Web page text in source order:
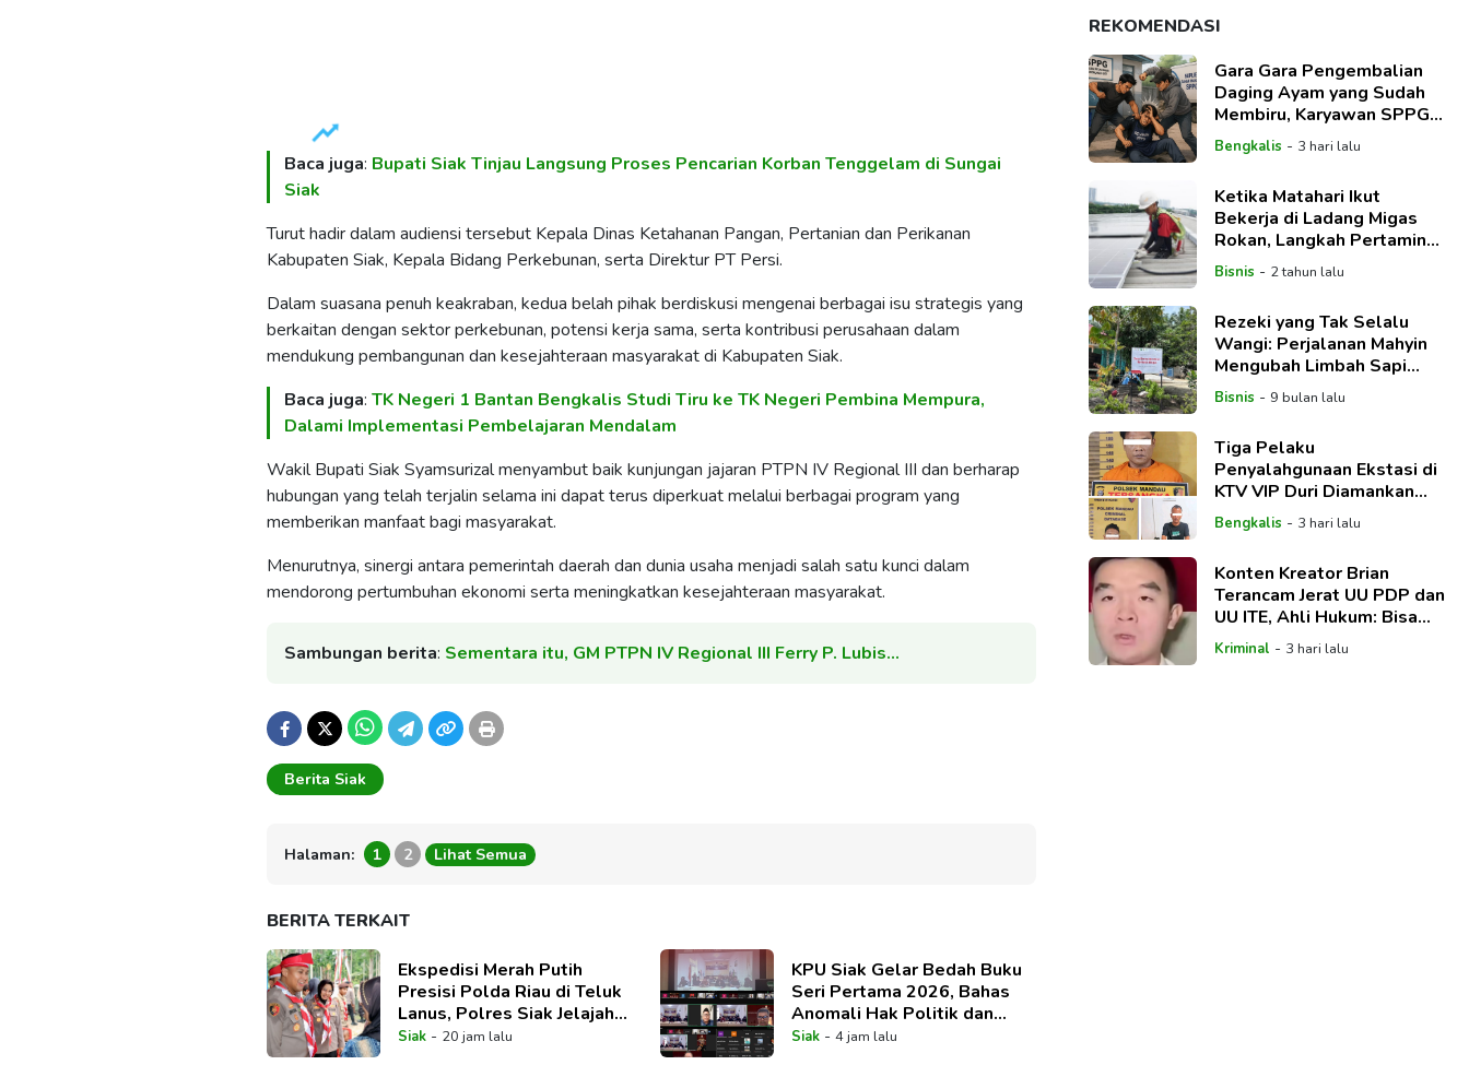
Baca juga: Bupati Siak Tinjau Langsung Proses Pencarian Korban Tenggelam di Sungai
Siak
Turut hadir dalam audiensi tersebut Kepala Dinas Ketahanan Pangan, Pertanian dan Perikanan
Kabupaten Siak, Kepala Bidang Perkebunan, serta Direktur PT Persi.
Dalam suasana penuh keakraban, kedua belah pihak berdiskusi mengenai berbagai isu strategis yang
berkaitan dengan sektor perkebunan, potensi kerja sama, serta kontribusi perusahaan dalam
mendukung pembangunan dan kesejahteraan masyarakat di Kabupaten Siak.
Baca juga: TK Negeri 1 Bantan Bengkalis Studi Tiru ke TK Negeri Pembina Mempura,
Dalami Implementasi Pembelajaran Mendalam
Wakil Bupati Siak Syamsurizal menyambut baik kunjungan jajaran PTPN IV Regional III dan berharap
hubungan yang telah terjalin selama ini dapat terus diperkuat melalui berbagai program yang
memberikan manfaat bagi masyarakat.
Menurutnya, sinergi antara pemerintah daerah dan dunia usaha menjadi salah satu kunci dalam
mendorong pertumbuhan ekonomi serta meningkatkan kesejahteraan masyarakat.
Sambungan berita: Sementara itu, GM PTPN IV Regional III Ferry P. Lubis…
Berita Siak
Halaman: 1 2 Lihat Semua
BERITA TERKAIT
Ekspedisi Merah Putih
Presisi Polda Riau di Teluk
Lanus, Polres Siak Jelajah
Sudut Negeri Perkuat
Siak - 20 jam lalu
KPU Siak Gelar Bedah Buku
Seri Pertama 2026, Bahas
Anomali Hak Politik dan
Dinamika Pemilih
Siak - 4 jam lalu
REKOMENDASI
Gara Gara Pengembalian
Daging Ayam yang Sudah
Membiru, Karyawan SPPG
Beringin Dipukul 2 Pelaku
Bengkalis - 3 hari lalu
Ketika Matahari Ikut
Bekerja di Ladang Migas
Rokan, Langkah Pertamina
Menjemput Energi Bersih
Bisnis - 2 tahun lalu
Rezeki yang Tak Selalu
Wangi: Perjalanan Mahyin
Mengubah Limbah Sapi
Menjadi Harapan Keluarga
Bisnis - 9 bulan lalu
Tiga Pelaku
Penyalahgunaan Ekstasi di
KTV VIP Duri Diamankan
Polsek Mandau
Bengkalis - 3 hari lalu
Konten Kreator Brian
Terancam Jerat UU PDP dan
UU ITE, Ahli Hukum: Bisa
Dipidana hingga 4 Tahun
Kriminal - 3 hari lalu